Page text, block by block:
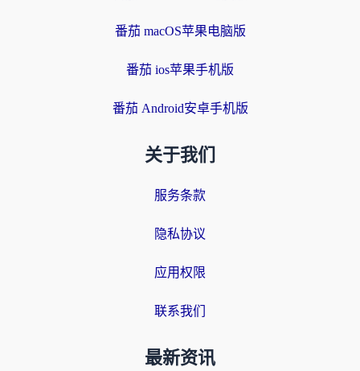
番茄 macOS苹果电脑版
番茄 ios苹果手机版
番茄 Android安卓手机版
关于我们
服务条款
隐私协议
应用权限
联系我们
最新资讯